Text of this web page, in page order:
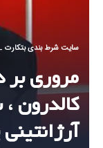
سایت شرط بندی بتکارت -
مروری بر
کالدرون